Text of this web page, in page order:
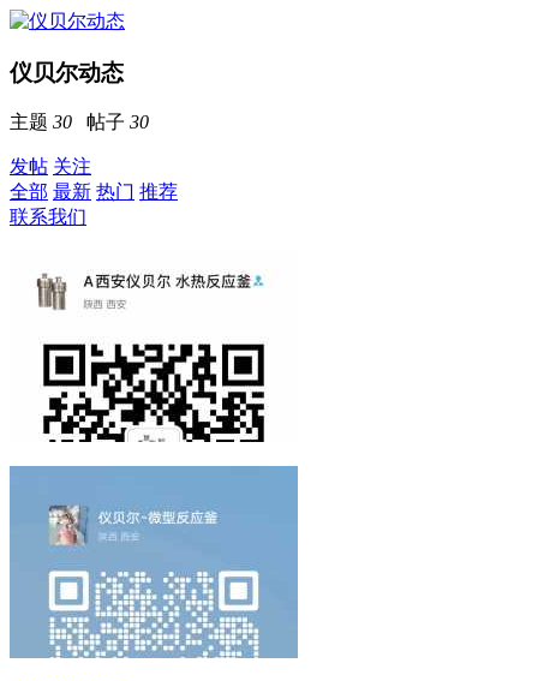
仪贝尔动态
主题 30 帖子 30
发帖 关注
全部 最新 热门 推荐
联系我们